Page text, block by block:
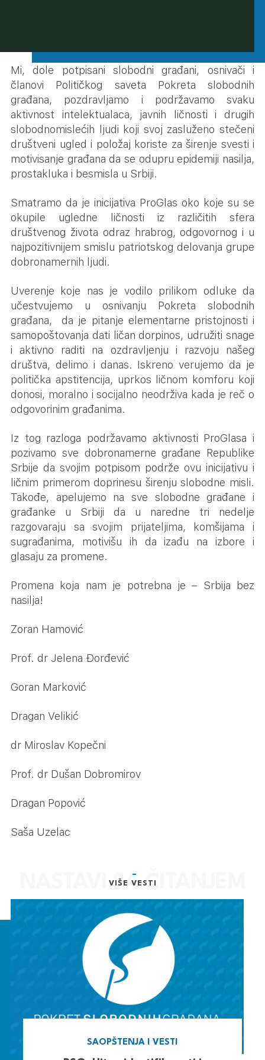
Mi, dole potpisani slobodni građani, osnivači i
članovi Političkog saveta Pokreta slobodnih
građana, pozdravljamo i podržavamo svaku
aktivnost intelektualaca, javnih ličnosti i drugih
slobodnomislećih ljudi koji svoj zasluženo stečeni
društveni ugled i položaj koriste za širenje svesti i
motivisanje građana da se odupru epidemiji nasilja,
prostakluka i besmisla u Srbiji.
Smatramo da je inicijativa ProGlas oko koje su se
okupile ugledne ličnosti iz različitih sfera
društvenog života odraz hrabrog, odgovornog i u
najpozitivnijem smislu patriotskog delovanja grupe
dobronamernih ljudi.
Uverenje koje nas je vodilo prilikom odluke da
učestvujemo u osnivanju Pokreta slobodnih
građana, da je pitanje elementarne pristojnosti i
samopoštovanja dati ličan dorpinos, udružiti snage
i aktivno raditi na ozdravljenju i razvoju našeg
društva, delimo i danas. Iskreno verujemo da je
politička apstitencija, uprkos ličnom komforu koji
donosi, moralno i socijalno neodrživa kada je reč o
odgovorinim građanima.
Iz tog razloga podržavamo aktivnosti ProGlasa i
pozivamo sve dobronamerne građane Republike
Srbije da svojim potpisom podrže ovu inicijativu i
ličnim primerom doprinesu širenju slobodne misli.
Takođe, apelujemo na sve slobodne građane i
građanke u Srbiji da u naredne tri nedelje
razgovaraju sa svojim prijateljima, komšijama i
sugrađanima, motivišu ih da izađu na izbore i
glasaju za promene.
Promena koja nam je potrebna je – Srbija bez
nasilja!
Zoran Hamović
Prof. dr Jelena Đorđević
Goran Marković
Dragan Velikić
dr Miroslav Kopečni
Prof. dr Dušan Dobromirov
Dragan Popović
Saša Uzelac
VIŠE VESTI
SAOPŠTENJA I VESTI